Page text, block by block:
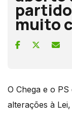
muito
O Chega e o
alterações à